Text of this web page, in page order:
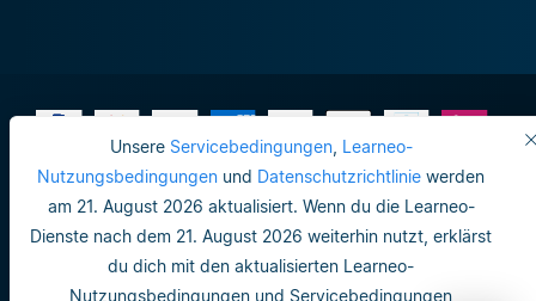
Unsere Servicebedingungen, Learneo-
Nutzungsbedingungen und Datenschutzrichtlinie werden
am 21. August 2026 aktualisiert. Wenn du die Learneo-
Dienste nach dem 21. August 2026 weiterhin nutzt, erklärst
du dich mit den aktualisierten Learneo-
Nutzungsbedingungen und Servicebedingungen
Impressum
Do not sell or share my personal info